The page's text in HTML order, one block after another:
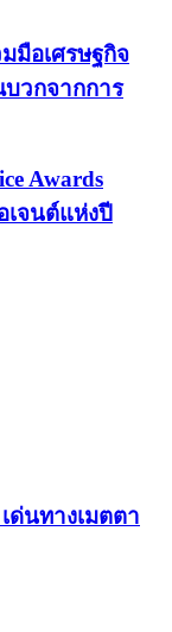
มือเศรษฐกิจ
วกจากการ
Awards
เจนต์แห่งปี
ด่นทางเมตตา​